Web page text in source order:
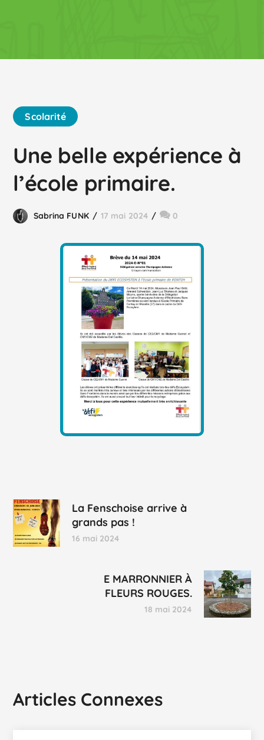
Scolarité
Une belle expérience à
l’école primaire.
Sabrina FUNK 17 mai 2024 0
La Fenschoise arrive à
grands pas !
16 mai 2024
E MARRONNIER À
FLEURS ROUGES.
18 mai 2024
Articles Connexes